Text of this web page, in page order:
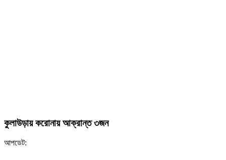
কুলাউড়ায় করোনায় আক্রান্ত ৩জন
আপডেট: